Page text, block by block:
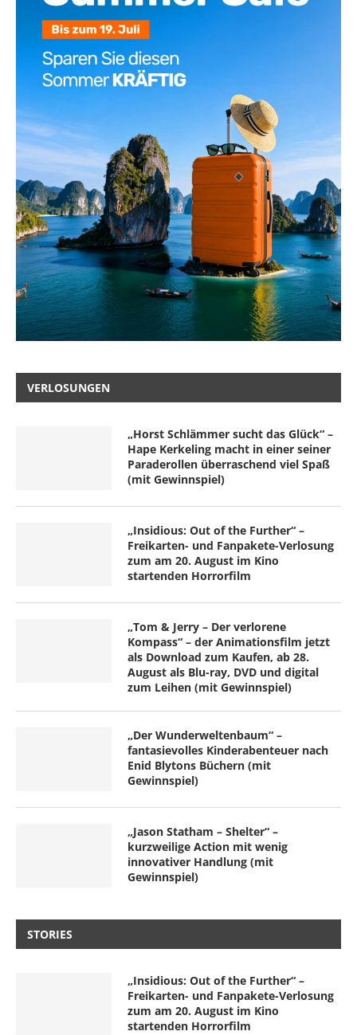
VERLOSUNGEN
„Horst Schlämmer sucht das Glück“ –
Hape Kerkeling macht in einer seiner
Paraderollen überraschend viel Spaß
(mit Gewinnspiel)
„Insidious: Out of the Further“ –
Freikarten- und Fanpakete-Verlosung
zum am 20. August im Kino
startenden Horrorfilm
„Tom & Jerry – Der verlorene
Kompass“ – der Animationsfilm jetzt
als Download zum Kaufen, ab 28.
August als Blu-ray, DVD und digital
zum Leihen (mit Gewinnspiel)
„Der Wunderweltenbaum“ –
fantasievolles Kinderabenteuer nach
Enid Blytons Büchern (mit
Gewinnspiel)
„Jason Statham – Shelter“ –
kurzweilige Action mit wenig
innovativer Handlung (mit
Gewinnspiel)
STORIES
„Insidious: Out of the Further“ –
Freikarten- und Fanpakete-Verlosung
zum am 20. August im Kino
startenden Horrorfilm